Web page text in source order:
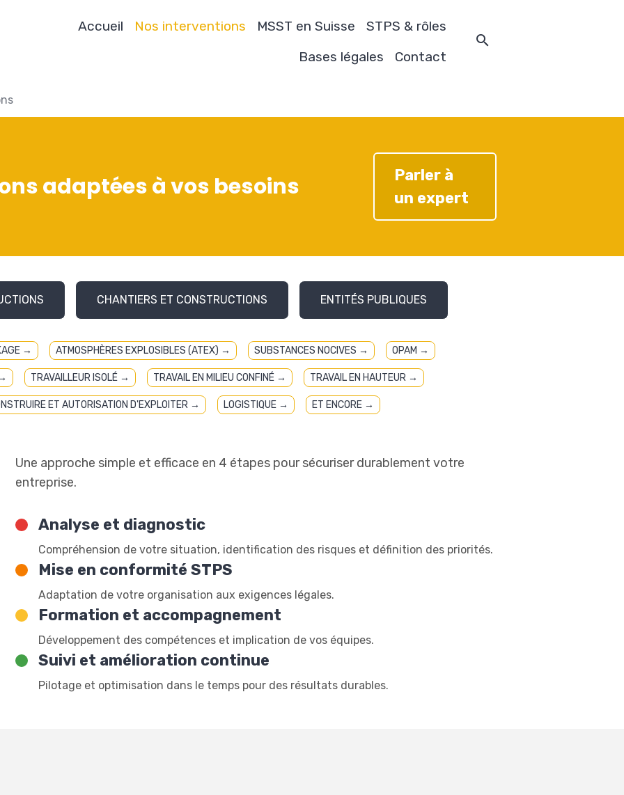
Accueil Nos interventions MSST en Suisse
STPS & rôles
Bases légales
Contact
adaptées à vos besoins
Parler à
un expert
CHANTIERS ET CONSTRUCTIONS ENTITÉS PUBLIQUES
→ ATMOSPHÈRES EXPLOSIBLES (ATEX) → SUBSTANCES NOCIVES → OPAM →
TRAVAILLEUR ISOLÉ → TRAVAIL EN MILIEU CONFINÉ → TRAVAIL EN HAUTEUR →
ET AUTORISATION D'EXPLOITER → LOGISTIQUE → ET ENCORE →
Une approche simple et efficace en 4 étapes pour sécuriser durablement votre
entreprise.
Analyse et diagnostic
Compréhension de votre situation, identification des risques et définition des priorités.
Mise en conformité STPS
Adaptation de votre organisation aux exigences légales.
Formation et accompagnement
Développement des compétences et implication de vos équipes.
Suivi et amélioration continue
Pilotage et optimisation dans le temps pour des résultats durables.